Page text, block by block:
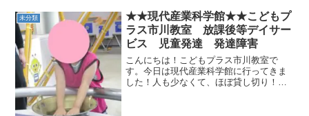
レンジとなっております。日々の成果を
出す機会となって...
未分類
★★現代産業科学館★★こどもプ
ラス市川教室 放課後等デイサー
ビス 児童発達 発達障害
こんにちは！こどもプラス市川教室で
す。今日は現代産業科学館に行ってきま
した！人も少なくて、ほぼ貸し切り！！